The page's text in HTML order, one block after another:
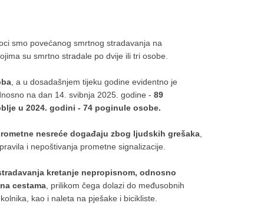
smo povećanog smrtnog stradavanja na
su smrtno stradale po dvije ili tri osobe.
, a u dosadašnjem tijeku godine evidentno je
na dan 14. svibnja 2025. godine -89
u 2024. godini - 74 poginule osobe.
nesreće događaju zbog ljudskih grešaka
i nepoštivanja prometne signalizacije.
kretanje nepropisnom, odnosno
cestama , prilikom čega dolazi do međusobnih
kao i naleta na pješake i bicikliste.